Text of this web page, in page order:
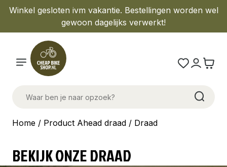
Winkel gesloten ivm vakantie. Bestellingen worden wel
gewoon dagelijks verwerkt!
Home / Product Ahead draad / Draad
BEKIJK ONZE DRAAD